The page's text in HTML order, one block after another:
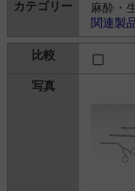
麻酔・
関連製